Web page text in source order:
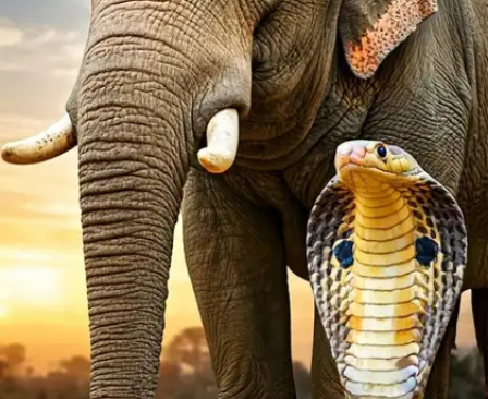
आपको इस तस्वीर में लाल घेरे में 66 नजर आ जाएगा।